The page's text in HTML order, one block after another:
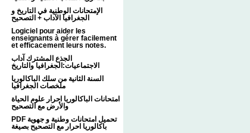
الإمتحانات الوطنية في التاريخ و
الجغرافيا الآداب + التصحيح
Logiciel pour aider les
enseignants à gérer facilement
et efficacement leurs notes.
الجذع المشترك آداب
الاجتماعيات:الجغرافيا والتاريخ
السنة الثانية من سلك الباكالوريا
ملخصات الجغرافيا
امتحانات الباكالوريا احرار علوم الحياة
والأرض مع التصحيح
PDF تحميل امتحانات وطنية و جهوية
باكالوريا احرار مع التصحيح بصيغة